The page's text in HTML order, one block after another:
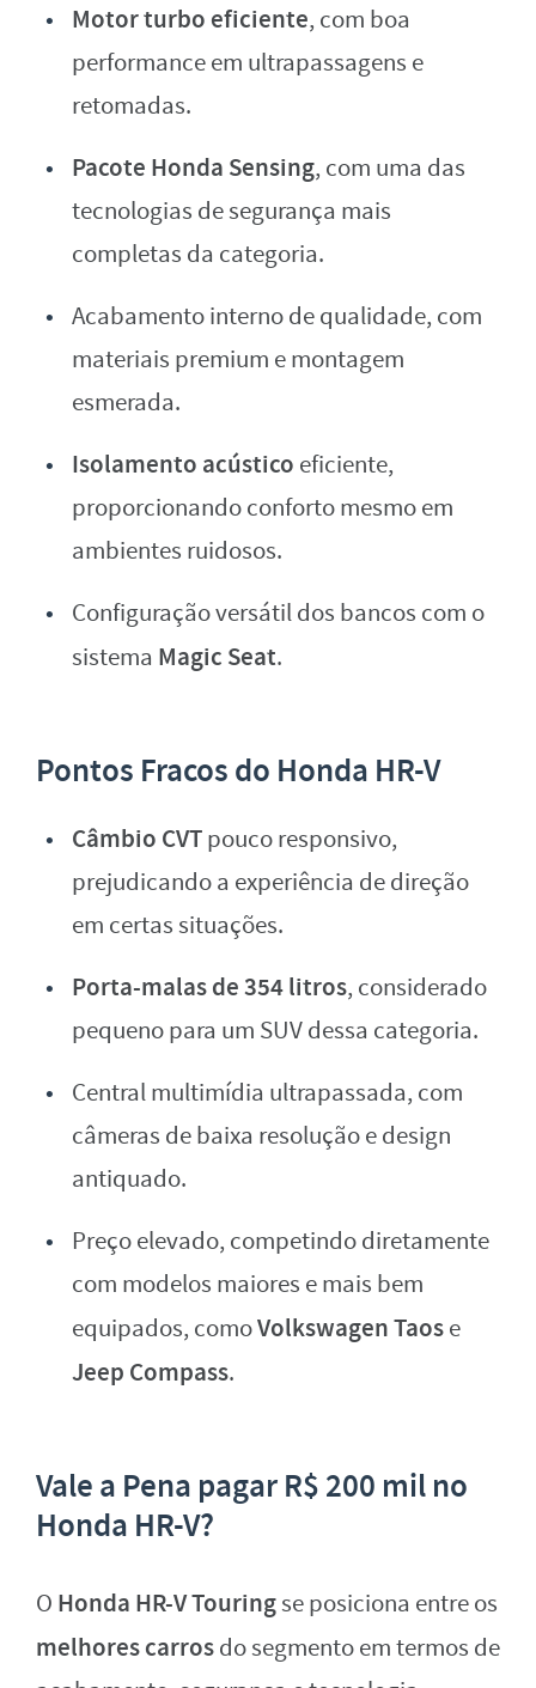
Motor turbo eficiente, com boa
performance em ultrapassagens e
retomadas.
Pacote Honda Sensing, com uma das
tecnologias de segurança mais
completas da categoria.
Acabamento interno de qualidade, com
materiais premium e montagem
esmerada.
Isolamento acústico eficiente,
proporcionando conforto mesmo em
ambientes ruidosos.
Configuração versátil dos bancos com o
sistema Magic Seat.
Pontos Fracos do Honda HR-V
Câmbio CVTpouco responsivo,
prejudicando a experiência de direção
em certas situações.
Porta-malas de 354 litros, considerado
pequeno para um SUV dessa categoria.
Central multimídia ultrapassada, com
câmeras de baixa resolução e design
antiquado.
Preço elevado, competindo diretamente
com modelos maiores e mais bem
equipados, comoVolkswagen Taose
Jeep Compass.
Vale a Pena pagar R$ 200 mil no
Honda HR-V?
O Honda HR-V Touringse posiciona entre os
melhores carrosdo segmento em termos de